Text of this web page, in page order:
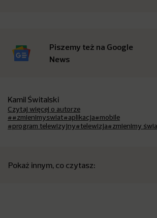
Piszemy też na Google
News
Kamil Świtalski
Czytaj więcej o autorze
##zmienimyswiat#aplikacja#mobile
#program telewizyjny#telewizja#zmienimy
Pokaż innym, co czytasz: